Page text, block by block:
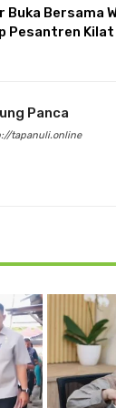
Buka Bersama
Pesantren Kilat
Panca
tapanuli.online